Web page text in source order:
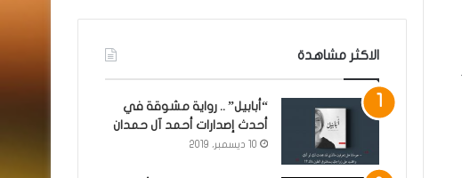
الاكثر مشاهدة
“أبابيل” .. رواية مشوقة في
أحدث إصدارات أحمد آل حمدان
10 ديسمبر، 2019